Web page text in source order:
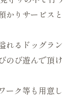
かりサービスと
れるドッグラン
のび遊んで頂け
ーク等も用意し